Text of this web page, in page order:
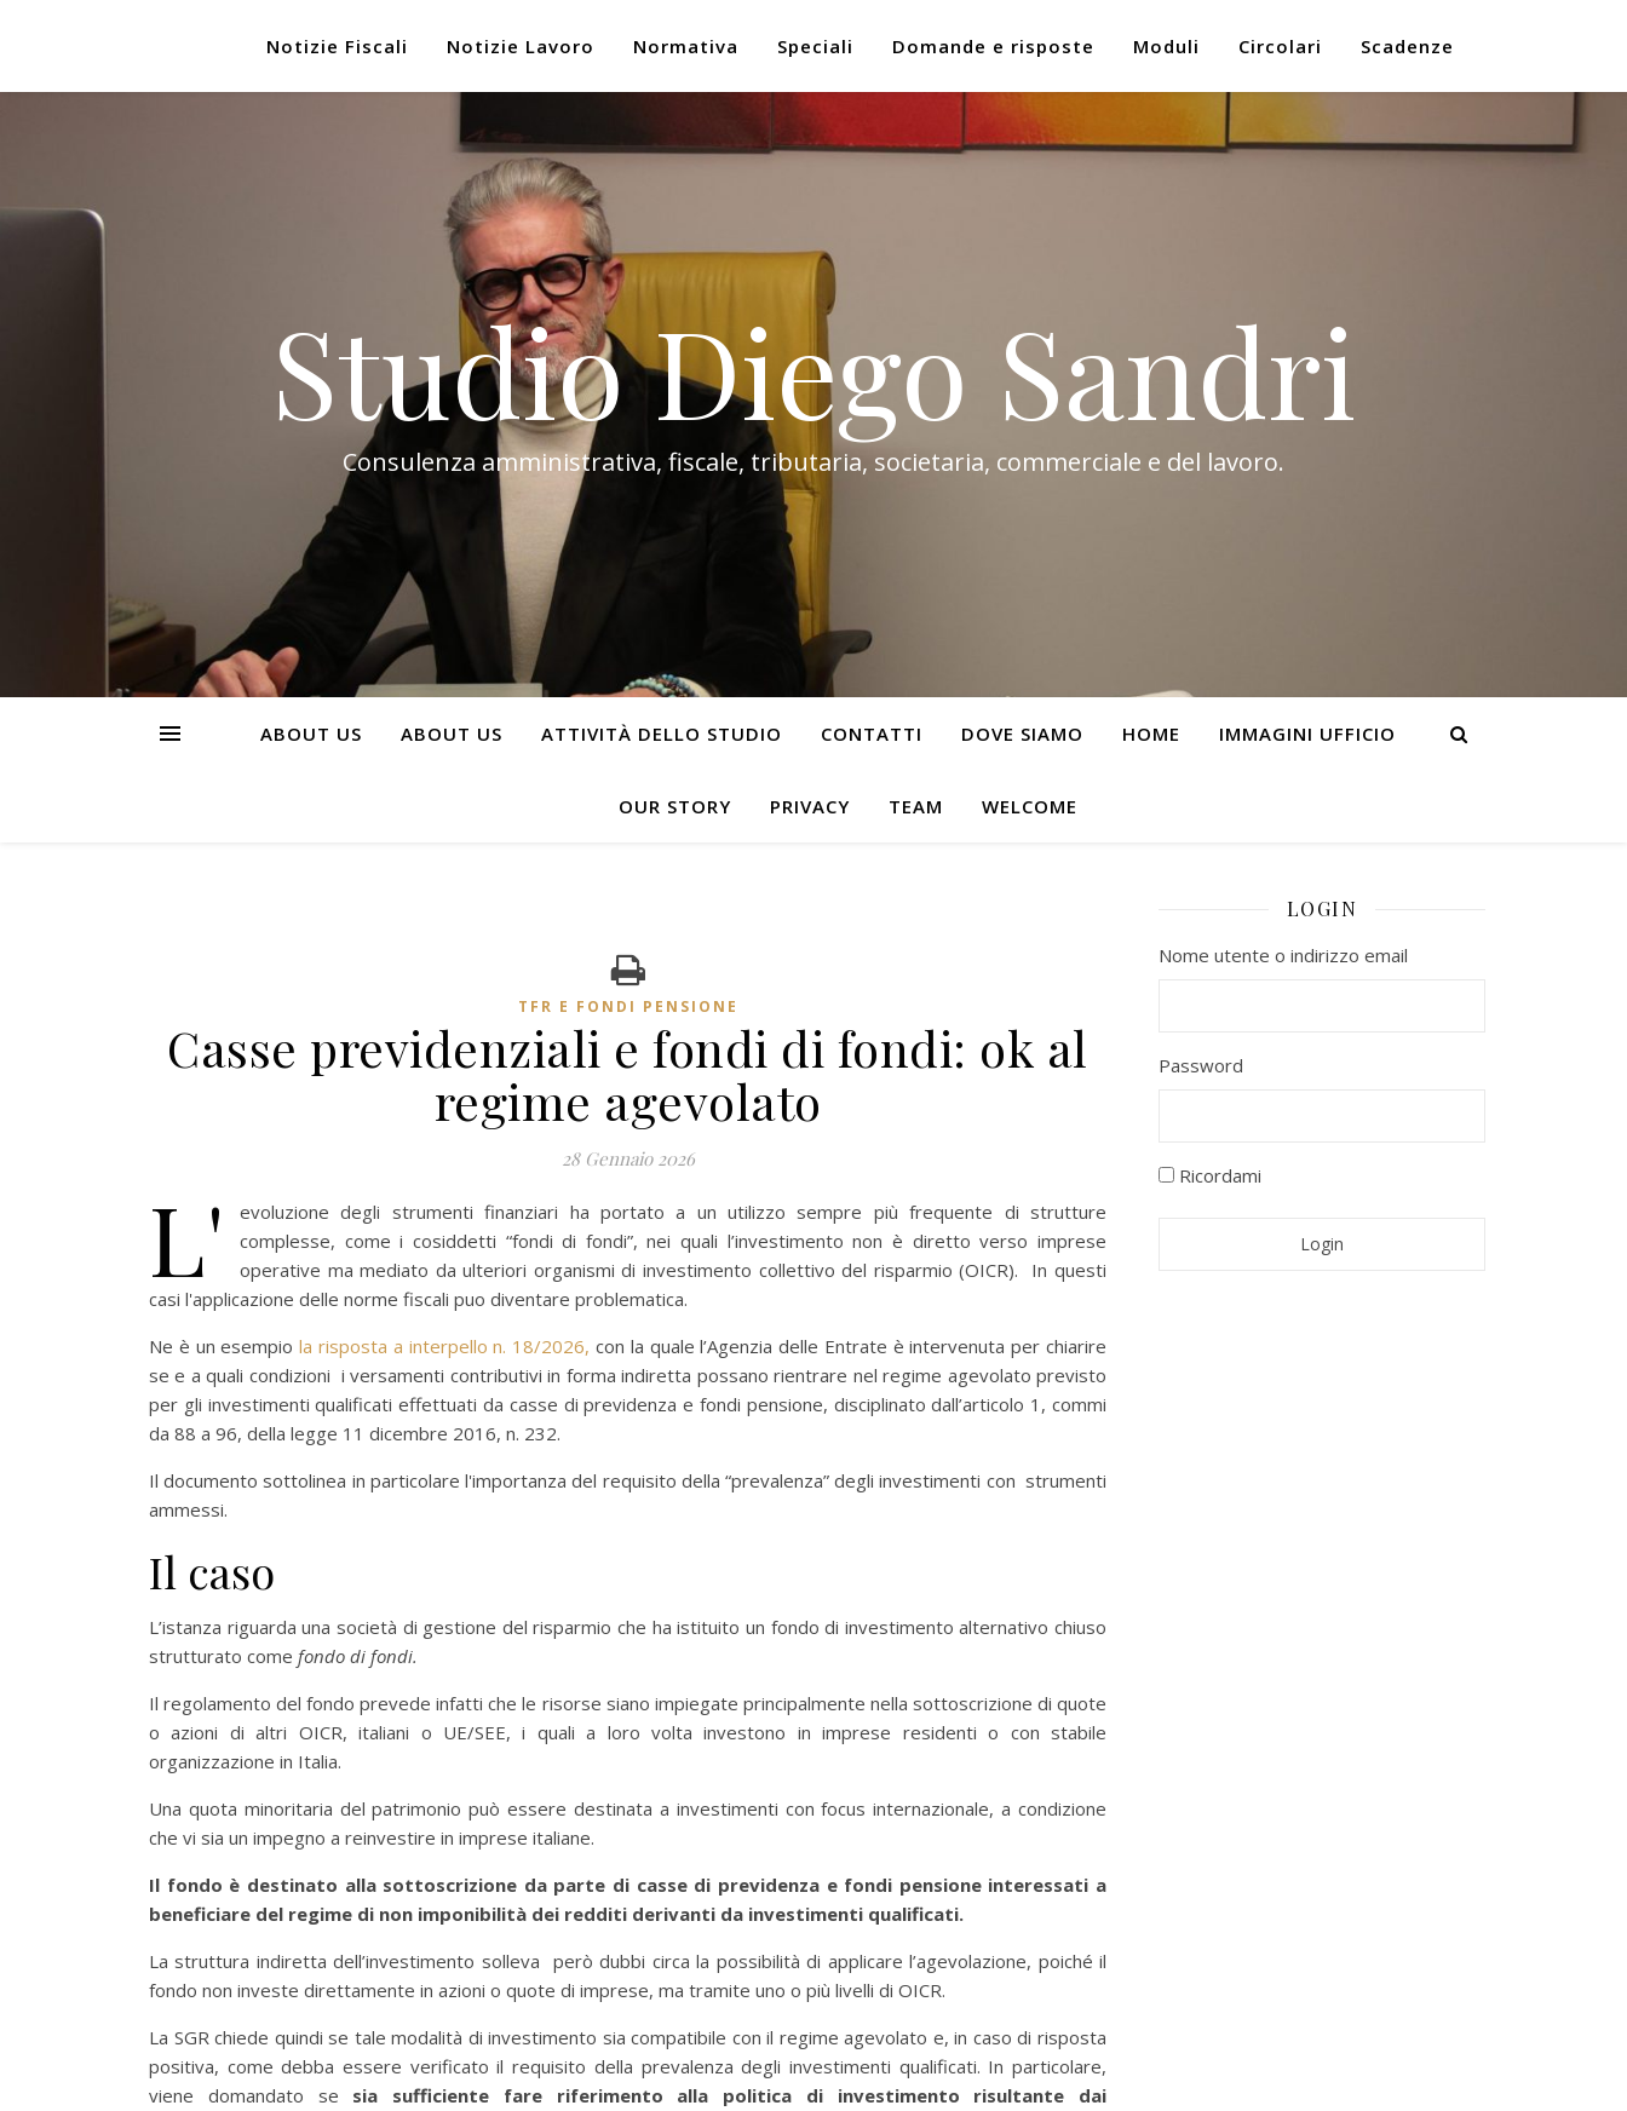
Notizie Fiscali Notizie Lavoro Normativa Speciali Domande e risposte Moduli Circolari Scadenze
Studio Diego Sandri
Consulenza amministrativa, fiscale, tributaria, societaria, commerciale e del lavoro.
ABOUT US ABOUT US ATTIVITÀ DELLO STUDIO CONTATTI DOVE SIAMO HOME IMMAGINI UFFICIO
OUR STORY PRIVACY TEAM WELCOME
TFR E FONDI PENSIONE
Casse previdenziali e fondi di fondi: ok al
regime agevolato
28 Gennaio 2026
L'
evoluzione degli strumenti finanziari ha portato a un utilizzo sempre più frequente di strutture
complesse, come i cosiddetti “fondi di fondi”, nei quali l’investimento non è diretto verso imprese
operative ma mediato da ulteriori organismi di investimento collettivo del risparmio (OICR). In questi
casi l'applicazione delle norme fiscali puo diventare problematica.
Ne è un esempiola risposta a interpello n. 18/2026, con la quale l’Agenzia delle Entrate è intervenuta per chiarire
se e a quali condizioni i versamenti contributivi in forma indiretta possano rientrare nel regime agevolato previsto
per gli investimenti qualificati effettuati da casse di previdenza e fondi pensione, disciplinato dall’articolo 1, commi
da 88 a 96, della legge 11 dicembre 2016, n. 232.
Il documento sottolinea in particolare l'importanza del requisito della “prevalenza” degli investimenti con strumenti
ammessi.
Il caso
L’istanza riguarda una società di gestione del risparmio che ha istituito un fondo di investimento alternativo chiuso
strutturato come fondo di fondi.
Il regolamento del fondo prevede infatti che le risorse siano impiegate principalmente nella sottoscrizione di quote
o azioni di altri OICR, italiani o UE/SEE, i quali a loro volta investono in imprese residenti o con stabile
organizzazione in Italia.
Una quota minoritaria del patrimonio può essere destinata a investimenti con focus internazionale, a condizione
che vi sia un impegno a reinvestire in imprese italiane.
Il fondo è destinato alla sottoscrizione da parte di casse di previdenza e fondi pensione interessati a
beneficiare del regime di non imponibilità dei redditi derivanti da investimenti qualificati.
La struttura indiretta dell’investimento solleva però dubbi circa la possibilità di applicare l’agevolazione, poiché il
fondo non investe direttamente in azioni o quote di imprese, ma tramite uno o più livelli di OICR.
La SGR chiede quindi se tale modalità di investimento sia compatibile con il regime agevolato e, in caso di risposta
positiva, come debba essere verificato il requisito della prevalenza degli investimenti qualificati. In particolare,
viene domandato se sia sufficiente fare riferimento alla politica di investimento risultante dai
LOGIN
Nome utente o indirizzo email
Password
Ricordami